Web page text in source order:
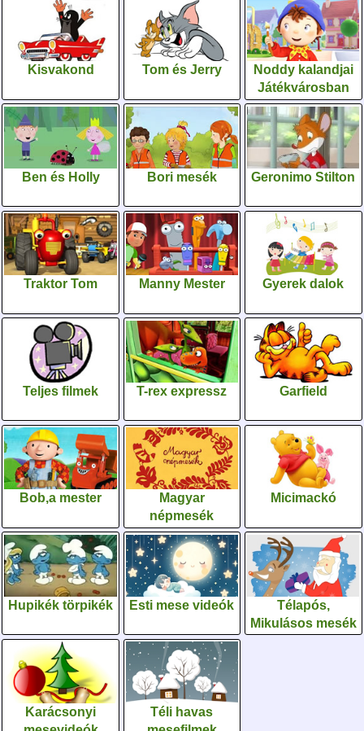
Kisvakond Tom és Jerry
Noddy kalandjai
Játékvárosban
Ben és Holly Bori mesék Geronimo Stilton
Traktor Tom Manny Mester Gyerek dalok
Teljes filmek T-rex expressz Garfield
Bob,a mester
Magyar
népmesék
Micimackó
Hupikék törpikék Esti mese videók
Télapós,
Mikulásos mesék
Karácsonyi
Téli havas